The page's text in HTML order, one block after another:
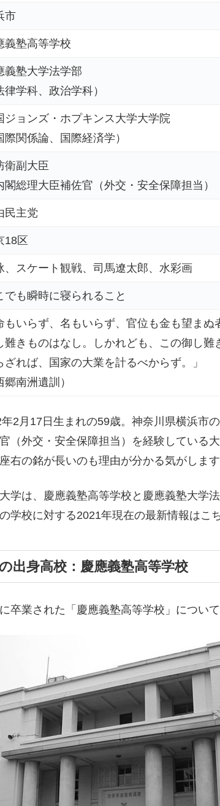
市
義塾高等学校
義塾大学法学部
律学科、政治学科）
ジョンズ・ホプキンス大学大学院
際関係論、国際経済学）
衛副大臣
閣総理大臣補佐官（外交・安全保障担当）
民主党
18区
、スケート観戦、司馬遼太郎、水彩画
でも瞬時に寝られること
もいらず、名もいらず、官位も金も望まぬ
難きものはなし。しかれども、この御し難
ざれば、国家の大業を計るべからず。」
郷南洲遺訓）
2月17日生まれの59歳。神奈川県横浜市
（外交・安全保障担当）を経験している
右の銘が長いのも理由が分かる気がしま
学は、慶應義塾高等学校と慶應義塾大学
学校に対する2021年現在の最新情報はこ
出身高校：慶應義塾高等学校
卒業された「慶應義塾高等学校」につい